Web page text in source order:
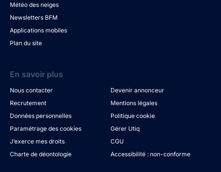
Météo des neiges
Newsletters BFM
Applications mobiles
Plan du site
En savoir plus
Nous contacter
Devenir annonceur
Recrutement
Mentions légales
Données personnelles
Politique cookie
Paramétrage des cookies
Gérer Utiq
J’exerce mes droits
CGU
Charte de déontologie
Accessibilité : non-conforme